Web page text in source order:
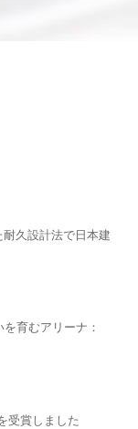
久設計法で日本建
育むアリーナ：
受賞しました